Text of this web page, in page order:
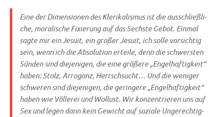
Eine der Dimen­sio­nen des Kle­ri­ka­lis­mus ist die aus­schließ­li­
che, mora­li­sche Fixie­rung auf das Sech­ste Gebot. Ein­mal
sag­te mir ein Jesu­it, ein gro­ßer Jesu­it, ich sol­le vor­sich­tig
sein, wenn ich die Abso­lu­ti­on ertei­le, denn die schwer­sten
Sün­den sind die­je­ni­gen, die eine grö­ße­re „Engel­haf­tig­keit“
haben: Stolz, Arro­ganz, Herrsch­sucht… Und die weni­ger
schwe­ren sind die­je­ni­gen, die gerin­ge­re „Engel­haf­tig­keit“
haben wie Völ­le­rei und Wol­lust. Wir kon­zen­trie­ren uns auf
Sex und legen dann kein Gewicht auf sozia­le Unge­rech­tig­